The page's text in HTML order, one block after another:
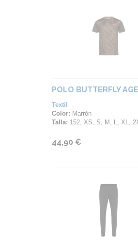
POLO BUTTERFLY
Textil
Color: Marrón
Talla: 152, XS, S, M, L, XL, 2XL,
44,90 €